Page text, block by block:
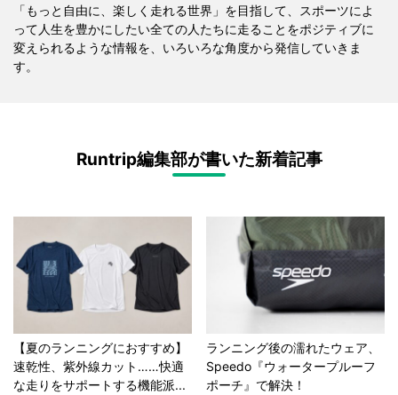
「もっと自由に、楽しく走れる世界」を目指して、スポーツによ
って人生を豊かにしたい全ての人たちに走ることをポジティブに
変えられるような情報を、いろいろな角度から発信していきま
す。
Runtrip編集部が書いた新着記事
【夏のランニングにおすすめ】
速乾性、紫外線カット……快適
な走りをサポートする機能派...
ランニング後の濡れたウェア、
Speedo『ウォータープルーフ
ポーチ』で解決！